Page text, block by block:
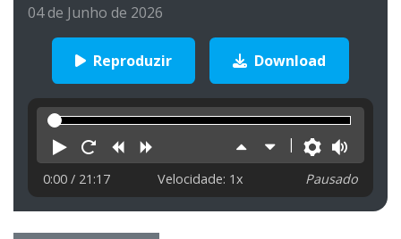
04 de Junho de 2026
Reproduzir Download
Reproduzir
ReiniciarRetroceder
Aumentar
velocidade
Diminuir
velocidade
0:00 / 21:17 Velocidade: 1x Pausado